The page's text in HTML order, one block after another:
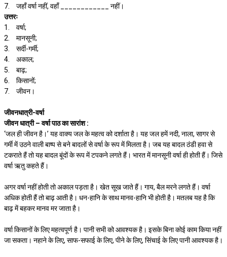
7.
जहाँ वर्षा नहीं, वहाँ ____________ नहीं।
उत्तरः
1.
वर्षा;
2.
मानसूनी;
3.
सर्दी-गर्मी;
4.
अकाल;
5.
बाढ़;
6.
किसानों;
7.
जीवन।
जीवनधात्री-वर्षा
जीवन धात्री – वर्षा पाठ का सारांश :
‘जल ही जीवन है।’ यह वाक्य जल के महत्व को दर्शाता है। यह जल हमें नदी, नाला, सागर से
गर्मी में उठने वाली बाष्प से बने बादलों से वर्षा के रूप में मिलता है। जब यह बादल ठंडी हवा से
टकराते हैं तो यह बादल बूंदों के रूप में टपकने लगते हैं। भारत में मानसूनी वर्षा ही होती हैं। जिसे
वर्षा ऋतु कहते हैं।
अगर वर्षा नहीं होती तो अकाल पड़ता है। खेत सूख जाते हैं। गाय, बैल मरने लगते हैं। वर्षा
अधिक होती हैं तो बाढ़ आती है। धन-हानि के साथ मानव-हानि भी होती है। मतलब यह है कि
बाढ़ में बहकर मानव मर जाता है।
वर्षा किसानों के लिए महत्वपूर्ण है। पानी सभी को आवश्यक है। इसके बिना कोई काम किया नहीं
जा सकता। नहाने के लिए, साफ-सफाई के लिए, पीने के लिए, सिंचाई के लिए पानी आवश्यक है।